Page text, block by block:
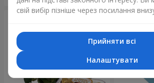
свій вибір пізніше через посилання
Прийняти всі
Налаштувати